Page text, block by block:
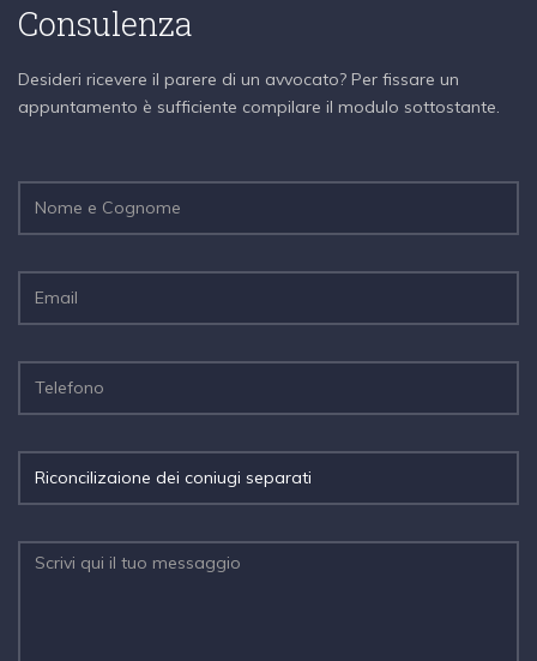
Consulenza
Desideri ricevere il parere di un avvocato? Per fissare un
appuntamento è sufficiente compilare il modulo sottostante.